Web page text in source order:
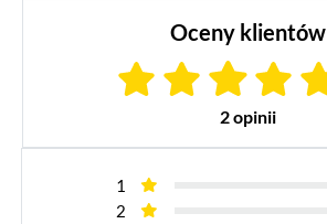
Oceny klientów
2 opinii
1
2